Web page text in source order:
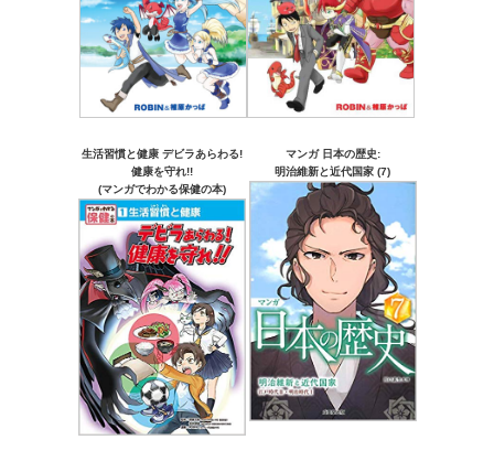
生活習慣と健康 デビラあらわる!
健康を守れ!!
(マンガでわかる保健の本)
マンガ 日本の歴史:
明治維新と近代国家 (7)